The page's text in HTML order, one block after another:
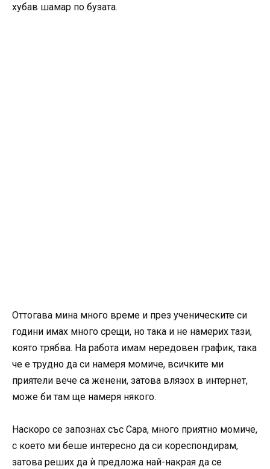
хубав шамар по бузата.
Оттогава мина много време и през ученическите си
години имах много срещи, но така и не намерих тази,
която трябва. На работа имам нередовен график, така
че е трудно да си намеря момиче, всичките ми
приятели вече са женени, затова влязох в интернет,
може би там ще намеря някого.
Наскоро се запознах със Сара, много приятно момиче,
с което ми беше интересно да си кореспондирам,
затова реших да ѝ предложа най-накрая да се